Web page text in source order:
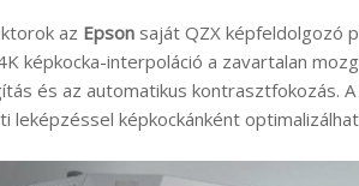
az Epson saját QZX képfeldolgozó
képkocka-interpoláció a zavartalan
és az automatikus kontrasztfokozás.
leképzéssel képkockánként